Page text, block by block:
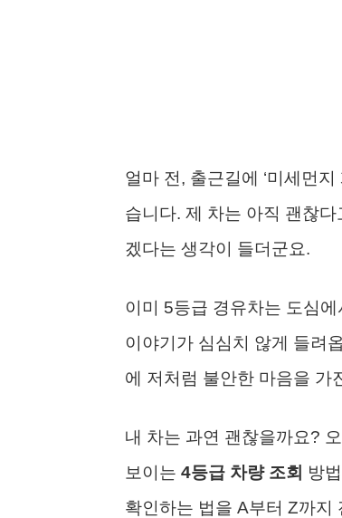
얼마 전, 출근길에 ‘미세먼
습니다. 제 차는 아직 괜찮
겠다는 생각이 들더군요.
이미 5등급 경유차는 도심
이야기가 심심치 않게 들려
에 저처럼 불안한 마음을 가
내 차는 과연 괜찮을까요?
보이는 4등급 차량 조회 방
확인하는 법을 A부터 Z까지